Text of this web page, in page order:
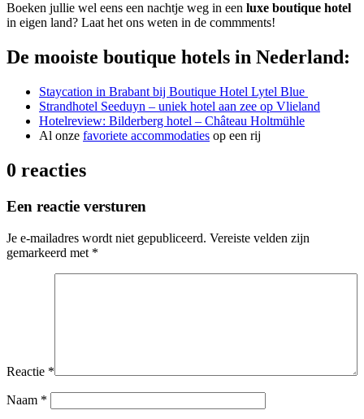
Boeken jullie wel eens een nachtje weg in een luxe boutique hotel
in eigen land? Laat het ons weten in de commments!
De mooiste boutique hotels in Nederland:
Staycation in Brabant bij Boutique Hotel Lytel Blue
Strandhotel Seeduyn – uniek hotel aan zee op Vlieland
Hotelreview: Bilderberg hotel – Château Holtmühle
Al onze favoriete accommodaties op een rij
0 reacties
Een reactie versturen
Je e-mailadres wordt niet gepubliceerd. Vereiste velden zijn
gemarkeerd met *
Reactie *
Naam *